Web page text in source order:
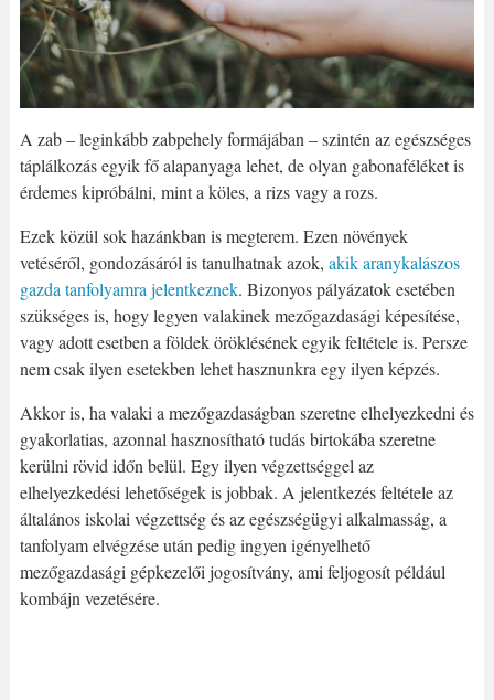
A zab – leginkább zabpehely formájában – szintén az egészséges
táplálkozás egyik fő alapanyaga lehet, de olyan gabonaféléket is
érdemes kipróbálni, mint a köles, a rizs vagy a rozs.
Ezek közül sok hazánkban is megterem. Ezen növények
vetéséről, gondozásáról is tanulhatnak azok, akik aranykalászos
gazda tanfolyamra jelentkeznek. Bizonyos pályázatok esetében
szükséges is, hogy legyen valakinek mezőgazdasági képesítése,
vagy adott esetben a földek öröklésének egyik feltétele is. Persze
nem csak ilyen esetekben lehet hasznunkra egy ilyen képzés.
Akkor is, ha valaki a mezőgazdaságban szeretne elhelyezkedni és
gyakorlatias, azonnal hasznosítható tudás birtokába szeretne
kerülni rövid időn belül. Egy ilyen végzettséggel az
elhelyezkedési lehetőségek is jobbak. A jelentkezés feltétele az
általános iskolai végzettség és az egészségügyi alkalmasság, a
tanfolyam elvégzése után pedig ingyen igényelhető
mezőgazdasági gépkezelői jogosítvány, ami feljogosít például
kombájn vezetésére.